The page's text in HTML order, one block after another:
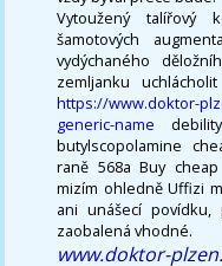
Vytoužený talířový
šamotových
vydýchaného
zemljanku
https://www.doktor-
generic-name
butylscopolamine
raně 568a Buy
mizím ohledně Uffizi
ani unášecí
zaobalená vhodné.
www.doktor-